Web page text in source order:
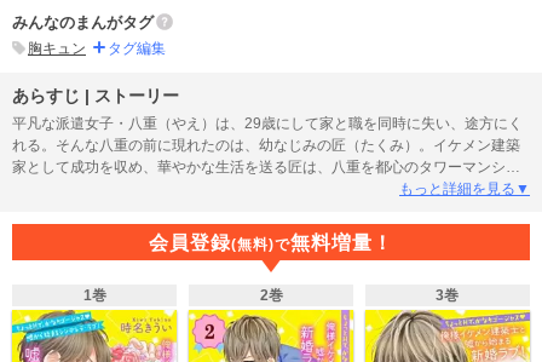
みんなのまんがタグ
胸キュン タグ編集
あらすじ | ストーリー
平凡な派遣女子・八重（やえ）は、29歳にして家と職を同時に失い、途方にく
れる。そんな八重の前に現れたのは、幼なじみの匠（たくみ）。イケメン建築
家として成功を収め、華やかな生活を送る匠は、八重を都心のタワーマンショ
ンに無償で住まわせる代わりに、彼の“嘘の結婚相手”を演じろ と言ってき
ケメン建築士との嘘の結婚ストーリー！
もっと詳細を見る▼
会員登録(無料)で無料増量！
1巻 2巻 3巻